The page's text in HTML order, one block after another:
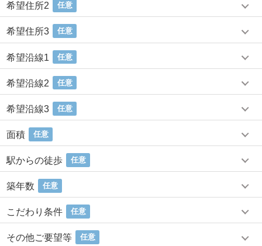
希望住所2 任意
希望住所3 任意
希望沿線1 任意
希望沿線2 任意
希望沿線3 任意
面積 任意
駅からの徒歩 任意
築年数 任意
こだわり条件 任意
その他ご要望等 任意